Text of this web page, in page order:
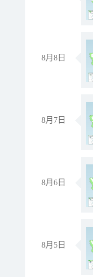
8月8日
8月7日
8月6日
8月5日